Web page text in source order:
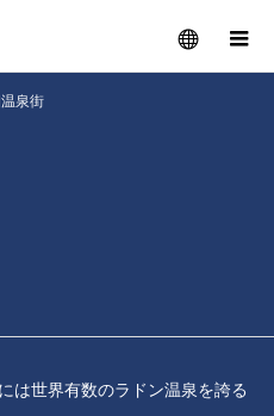
泉街
は世界有数のラドン温泉を誇る